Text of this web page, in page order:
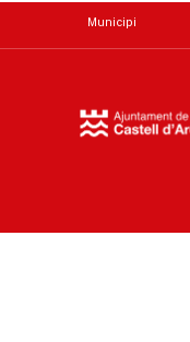
Municipi